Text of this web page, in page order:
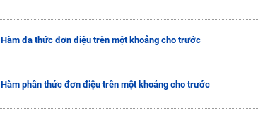
Hàm đa thức đơn điệu trên một khoảng cho trước
Hàm phân thức đơn điệu trên một khoảng cho trước